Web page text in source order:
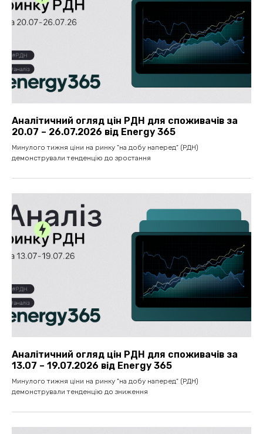
Аналітичний огляд цін РДН для споживачів за
20.07 – 26.07.2026 від Energy 365
Минулого тижня ціни на ринку "на добу наперед" (РДН)
демонстрували тенденцію до зростання
Аналітичний огляд цін РДН для споживачів за
13.07 – 19.07.2026 від Energy 365
Минулого тижня ціни на ринку "на добу наперед" (РДН)
демонстрували тенденцію до зниження